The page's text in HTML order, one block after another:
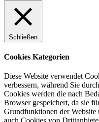
Schließen
Cookies Kategorien
Diese Website verwendet
verbessern, während Sie
Cookies werden die nach
Browser gespeichert, da sie
Grundfunktionen der